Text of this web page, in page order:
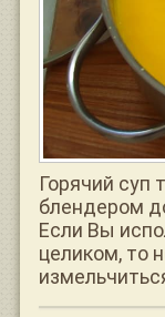
Горячий суп
блендером
Если Вы
целиком, то